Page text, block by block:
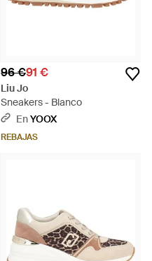
96 €91 €
Liu Jo
Sneakers - Blanco
EnYOOX
REBAJAS